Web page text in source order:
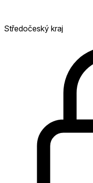
Středočeský kraj